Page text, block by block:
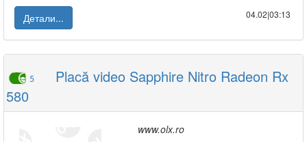
Детали...
04.02|03:13
5
Placă video Sapphire Nitro Radeon Rx
580
www.olx.ro